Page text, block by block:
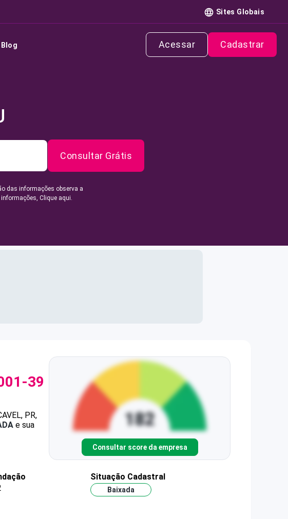
Sites Globais
Blog Acessar Cadastrar
Consultar Grátis
das informações observa a
Clique aqui.
39
PR,
e sua
Consultar score da empresa
Situação Cadastral
Baixada